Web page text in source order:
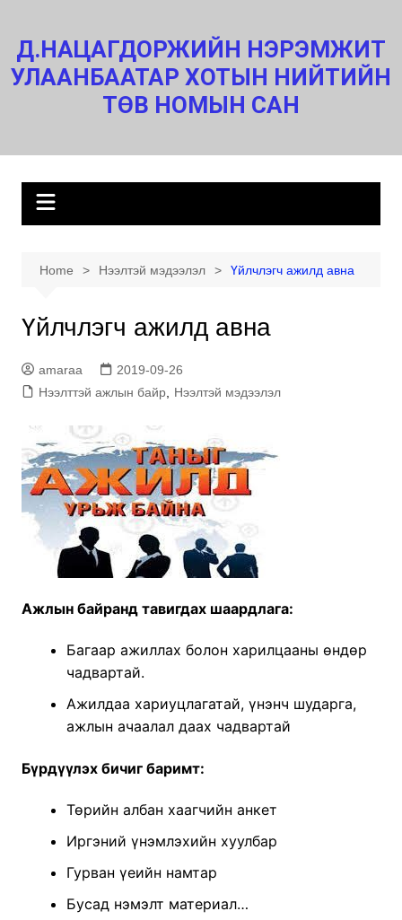
content
Д.НАЦАГДОРЖИЙН НЭРЭМЖИТ
УЛААНБААТАР ХОТЫН НИЙТИЙН
ТӨВ НОМЫН САН
Home Нээлтэй мэдээлэл Үйлчлэгч ажилд авна
Үйлчлэгч ажилд авна
amaraa
2019-09-26
Нээлттэй ажлын байр, Нээлтэй мэдээлэл
Ажлын байранд тавигдах шаардлага:
Багаар ажиллах болон харилцааны өндөр
чадвартай.
Ажилдаа хариуцлагатай, үнэнч шударга,
ажлын ачаалал даах чадвартай
Бүрдүүлэх бичиг баримт:
Төрийн албан хаагчийн анкет
Иргэний үнэмлэхийн хуулбар
Гурван үеийн намтар
Бусад нэмэлт материал…